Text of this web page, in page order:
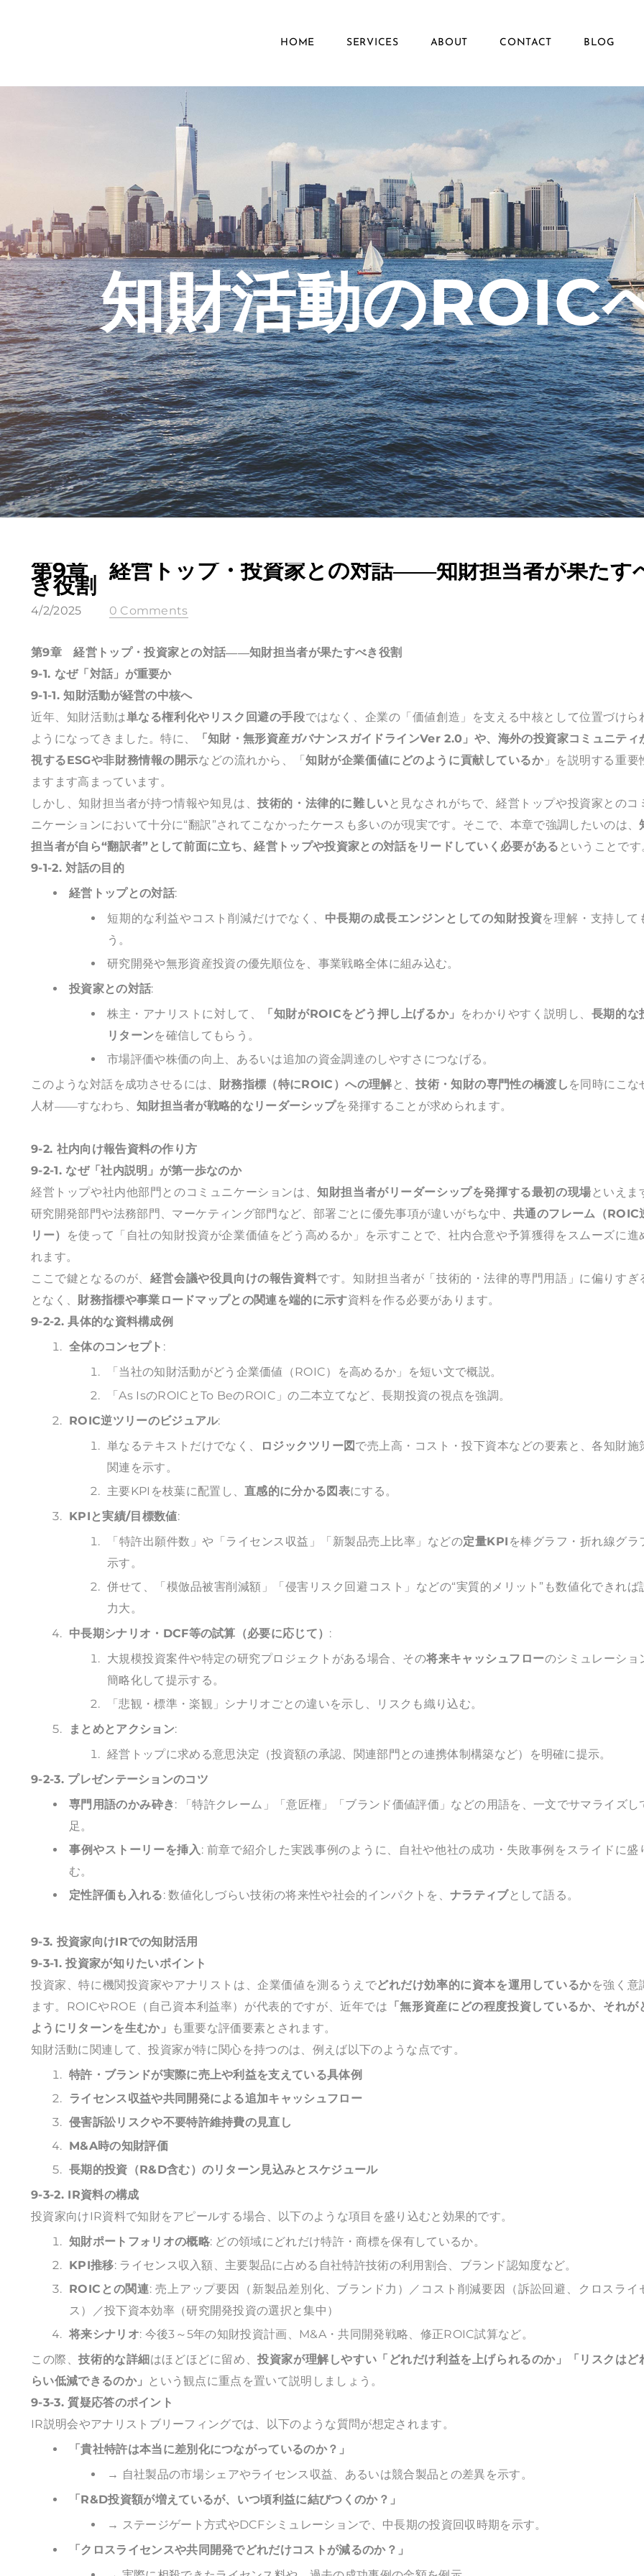
HOME SERVICES ABOUT CONTACT BLOG
知財活動のROIC
第9章 経営トップ・投資家との対話――知財担当者が果たす
き役割
4/2/2025 0 Comments
第9章 経営トップ・投資家との対話――知財担当者が果たすべき役割
9-1. なぜ「対話」が重要か
9-1-1. 知財活動が経営の中核へ
近年、知財活動は単なる権利化やリスク回避の手段ではなく、企業の「価値創造」を支える中核として位置づけら
ようになってきました。特に、
「知財・無形資産ガバナンスガイドラインVer 2.0」や、海外の投資家コミュニティ
視するESGや非財務情報の開示などの流れから、「知財が企業価値にどのように貢献しているか」を説明する重要
ますます高まっています。
しかし、知財担当者が持つ情報や知見は、技術的・法律的に難しい と見なされがちで、経営トップや投資家とのコ
ニケーションにおいて十分に“翻訳”されてこなかったケースも多いのが現実です。そこで、本章で強調したいのは、
担当者が自ら“翻訳者”として前面に立ち、経営トップや投資家との対話をリードしていく必要がある ということです
9-1-2. 対話の目的
経営トップとの対話:
短期的な利益やコスト削減だけでなく、 中長期の成長エンジンとしての知財投資を理解・支持して
う。
研究開発や無形資産投資の優先順位を、事業戦略全体に組み込む。
投資家との対話:
株主・アナリストに対して、
「知財がROICをどう押し上げるか」 をわかりやすく説明し、 長期的な
リターンを確信してもらう。
市場評価や株価の向上、あるいは追加の資金調達のしやすさにつなげる。
このような対話を成功させるには、 財務指標（特にROIC）への理解 と、技術・知財の専門性の橋渡し を同時にこな
人材――すなわち、 知財担当者が戦略的なリーダーシップを発揮することが求められます。
9-2. 社内向け報告資料の作り方
9-2-1. なぜ「社内説明」が第一歩なのか
経営トップや社内他部門とのコミュニケーションは、知財担当者がリーダーシップを発揮する最初の現場 といえま
研究開発部門や法務部門、マーケティング部門など、部署ごとに優先事項が違いがちな中、共通のフレーム（ROIC
リー）
を使って「自社の知財投資が企業価値をどう高めるか」を示すことで、社内合意や予算獲得をスムーズに進
れます。
ここで鍵となるのが、 経営会議や役員向けの報告資料です。知財担当者が「技術的・法律的専門用語」に偏りすぎ
となく、 財務指標や事業ロードマップとの関連を端的に示す資料を作る必要があります。
9-2-2. 具体的な資料構成例
全体のコンセプト :
「当社の知財活動がどう企業価値（ROIC）を高めるか」を短い文で概説。
「As IsのROICとTo BeのROIC」の二本立てなど、長期投資の視点を強調。
ROIC逆ツリーのビジュアル:
単なるテキストだけでなく、
ロジックツリー図 で売上高・コスト・投下資本などの要素と、各知財施
関連を示す。
主要KPIを枝葉に配置し、直感的に分かる図表にする。
KPIと実績/目標数値:
「特許出願件数」や「ライセンス収益」「新製品売上比率」などの定量KPI を棒グラフ・折れ線グラ
示す。
併せて、「模倣品被害削減額」「侵害リスク回避コスト」などの“実質的メリット”も数値化できれば
力大。
中長期シナリオ・DCF等の試算（必要に応じて） :
大規模投資案件や特定の研究プロジェクトがある場合、その将来キャッシュフローのシミュレーショ
簡略化して提示する。
「悲観・標準・楽観」シナリオごとの違いを示し、リスクも織り込む。
まとめとアクション:
経営トップに求める意思決定（投資額の承認、関連部門との連携体制構築など）を明確に提示。
9-2-3. プレゼンテーションのコツ
専門用語のかみ砕き : 「特許クレーム」「意匠権」「ブランド価値評価」などの用語を、一文でサマライズし
足。
事例やストーリーを挿入: 前章で紹介した実践事例のように、自社や他社の成功・失敗事例をスライドに盛
む。
定性評価も入れる: 数値化しづらい技術の将来性や社会的インパクトを、 ナラティブとして語る。
9-3. 投資家向けIRでの知財活用
9-3-1. 投資家が知りたいポイント
投資家、特に機関投資家やアナリストは、企業価値を測るうえでどれだけ効率的に資本を運用しているかを強く意
ます。ROICやROE（自己資本利益率）が代表的ですが、近年では 「無形資産にどの程度投資しているか、それが
ようにリターンを生むか」
も重要な評価要素とされます。
知財活動に関連して、投資家が特に関心を持つのは、例えば以下のような点です。
特許・ブランドが実際に売上や利益を支えている具体例
ライセンス収益や共同開発による追加キャッシュフロー
侵害訴訟リスクや不要特許維持費の見直し
M&A時の知財評価
長期的投資（R&D含む）のリターン見込みとスケジュール
9-3-2. IR資料の構成
投資家向けIR資料で知財をアピールする場合、以下のような項目を盛り込むと効果的です。
知財ポートフォリオの概略: どの領域にどれだけ特許・商標を保有しているか。
KPI推移: ライセンス収入額、主要製品に占める自社特許技術の利用割合、ブランド認知度など。
ROICとの関連: 売上アップ要因（新製品差別化、ブランド力）／コスト削減要因（訴訟回避、クロスライ
ス）／投下資本効率（研究開発投資の選択と集中）
将来シナリオ: 今後3～5年の知財投資計画、M&A・共同開発戦略、修正ROIC試算など。
この際、技術的な詳細はほどほどに留め、投資家が理解しやすい「どれだけ利益を上げられるのか」「リスクはど
らい低減できるのか」
という観点に重点を置いて説明しましょう。
9-3-3. 質疑応答のポイント
IR説明会やアナリストブリーフィングでは、以下のような質問が想定されます。
「貴社特許は本当に差別化につながっているのか？」
→ 自社製品の市場シェアやライセンス収益、あるいは競合製品との差異を示す。
「R&D投資額が増えているが、いつ頃利益に結びつくのか？」
→ ステージゲート方式やDCFシミュレーションで、中長期の投資回収時期を示す。
「クロスライセンスや共同開発でどれだけコストが減るのか？」